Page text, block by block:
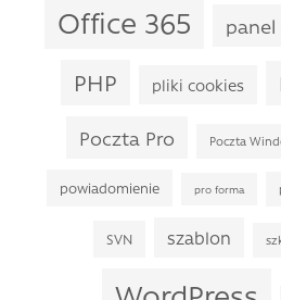
Office 365
PHP pliki cookies
Poczta Pro Poczta
powiadomienie pro forma
SVN szablon